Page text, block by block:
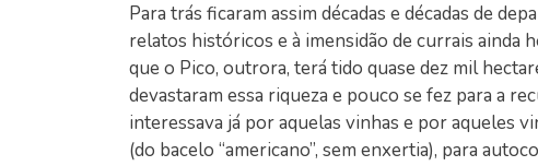
Para trás ficaram assim décadas e décadas de
relatos históricos e à imensidão de currais ainda
que o Pico, outrora, terá tido quase dez mil
devastaram essa riqueza e pouco se fez para a
interessava já por aquelas vinhas e por aqueles
(do bacelo “americano”, sem enxertia), para